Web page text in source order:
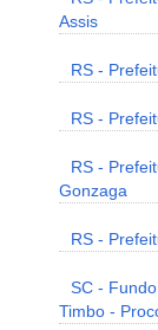
Assis
RS -
RS -
RS -
Gonzaga
RS -
SC -
Timbo -